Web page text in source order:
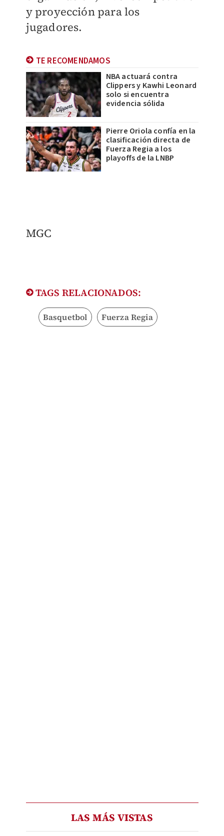
y proyección para los
jugadores.
TE RECOMENDAMOS
NBA actuará contra
Clippers y Kawhi Leonard
solo si encuentra
evidencia sólida
Pierre Oriola confía en la
clasificación directa de
Fuerza Regia a los
playoffs de la LNBP
MGC
TAGS RELACIONADOS:
Basquetbol Fuerza Regia
LAS MÁS VISTAS